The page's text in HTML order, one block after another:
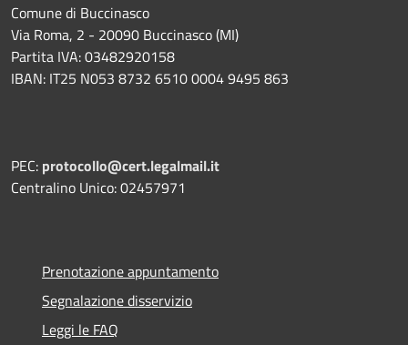
Comune di Buccinasco
Via Roma, 2 - 20090 Buccinasco (MI)
Partita IVA: 03482920158
IBAN: IT25 N053 8732 6510 0004 9495 863
PEC: protocollo@cert.legalmail.it
Centralino Unico: 02457971
Prenotazione appuntamento
Segnalazione disservizio
Leggi le FAQ